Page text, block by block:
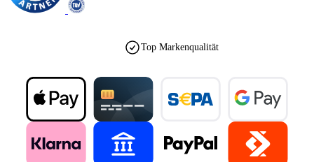
Top Markenqualität